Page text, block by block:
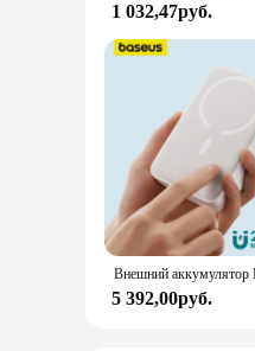
1 032,47руб.
5 392,00руб.